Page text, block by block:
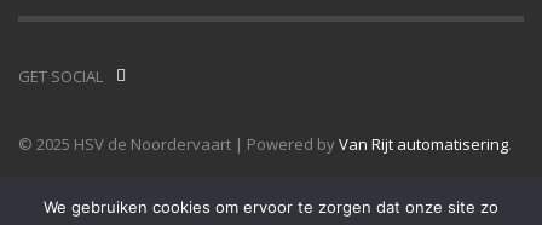
GET SOCIAL
© 2025 HSV de Noordervaart | Powered byVan Rijt automatisering.
We gebruiken cookies om ervoor te zorgen dat onze site zo